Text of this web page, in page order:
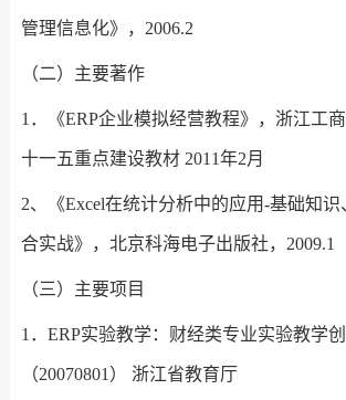
管理信息化》，2006.2
（二）主要著作
1．《ERP企业模拟经营教程》，浙江工
十一五重点建设教材 2011年2月
2、《Excel在统计分析中的应用-基础知
合实战》，北京科海电子出版社，2009.1
（三）主要项目
1．ERP实验教学：财经类专业实验教学
（20070801） 浙江省教育厅